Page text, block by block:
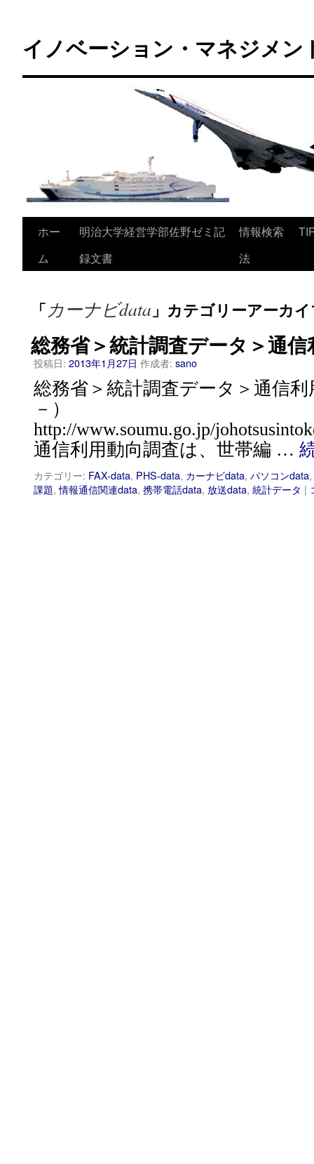
テ
イノベーション・マネジメン
ホー
ム
明治大学経営学部佐野ゼミ記
録文書
情報検索
法
「カーナビdata 」カテゴリーアーカ
総務省＞統計調査データ＞通
投稿日: 2013年1月27日 作成者: sano
総務省＞統計調査データ＞通信利
－）
http://www.soumu.go.jp/
通信利用動向調査は、世帯編 …
カテゴリー: FAX-data, PHS-data, カーナビdata, パソコンdata,
課題,情報通信関連data, 携帯電話data, 放送data, 統計データ |